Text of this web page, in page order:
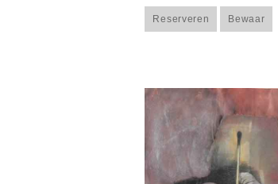
Reserveren Bewaar